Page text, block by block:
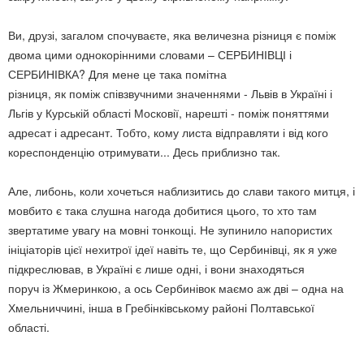
Ви, друзі, загалом спочуваєте, яка величезна різниця є поміж
двома цими однокорінними словами – СЕРБИНІВЦІ і
СЕРБИНІВКА? Для мене це така помітна
різниця, як поміж співзвучними значеннями - Львів в Україні і
Льгів у Курській області Московії, нарешті - поміж поняттями
адресат і адресант. Тобто, кому листа відправляти і від кого
кореспонденцію отримувати... Десь приблизно так.
Але, либонь, коли хочеться наблизитись до слави такого митця, і
мовбито є така слушна нагода добитися цього, то хто там
звертатиме увагу на мовні тонкощі. Не зупинило напористих
ініціаторів цієї нехитрої ідеї навіть те, що Сербинівці, як я уже
підкреслював, в Україні є лише одні, і вони знаходяться
поруч із Жмеринкою, а ось Сербинівок маємо аж дві – одна на
Хмельниччині, інша в Гребінківському районі Полтавської
області.